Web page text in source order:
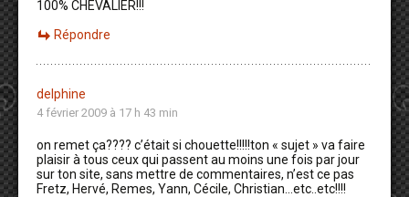
100% CHEVALIER!!!
Répondre
delphine
4 février 2009 à 17 h 43 min
on remet ça???? c’était si chouette!!!!!ton « sujet » va faire
plaisir à tous ceux qui passent au moins une fois par jour
sur ton site, sans mettre de commentaires, n’est ce pas
Fretz, Hervé, Remes, Yann, Cécile, Christian…etc..etc!!!!